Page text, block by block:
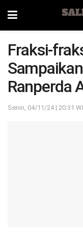
Fraksi-
Ranperda
Senin, 04/11/24 | 20:31